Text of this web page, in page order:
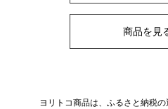
商品を見
ヨリトコ商品は、ふるさと納税の